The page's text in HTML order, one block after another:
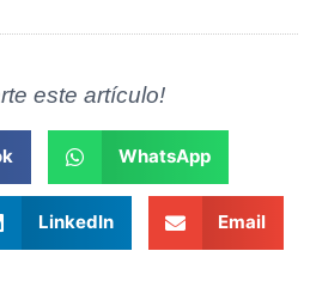
este artículo!
WhatsApp
LinkedIn Email